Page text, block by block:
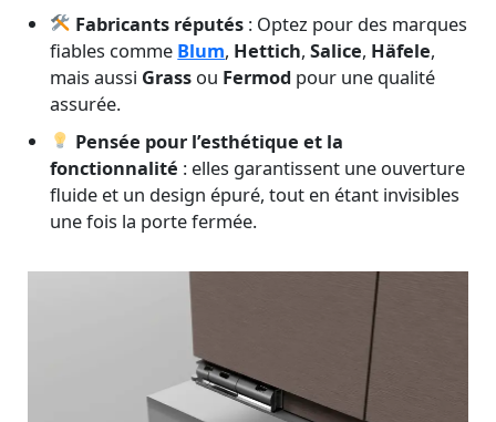
Fabricants réputés: Optez pour des marques
fiables comme Blum, Hettich,Salice, Häfele,
mais aussi Grass ou Fermod pour une qualité
assurée.
Pensée pour l’esthétique et la
fonctionnalité : elles garantissent une ouverture
fluide et un design épuré, tout en étant invisibles
une fois la porte fermée.